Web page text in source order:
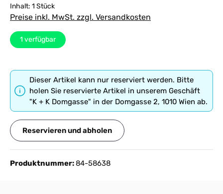
Inhalt: 1 Stück
Preise inkl. MwSt. zzgl. Versandkosten
1 verfügbar
Dieser Artikel kann nur reserviert werden. Bitte
holen Sie reservierte Artikel in unserem Geschäft
"K + K Domgasse" in der Domgasse 2, 1010 Wien ab.
Reservieren und abholen
Produktnummer:84-58638